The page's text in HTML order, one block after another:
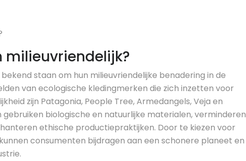
milieuvriendelijk?
staan om hun milieuvriendelijke benadering in de
van ecologische kledingmerken die zich inzetten voor
zijn Patagonia, People Tree, Armedangels, Veja en
biologische en natuurlijke materialen, verminderen
ethische productiepraktijken. Door te kiezen voor
consumenten bijdragen aan een schonere planeet en